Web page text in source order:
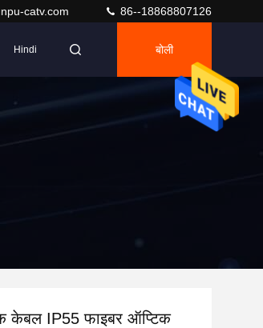
catv.com 86--18868807126
Hindi बोली
केबल IP55 फाइबर ऑप्टिक